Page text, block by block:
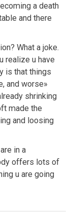
a death
and there
What a joke.
realize u have
is that things
and worse»
shrinking
made the
and loosing
in a
offers lots of
u are going